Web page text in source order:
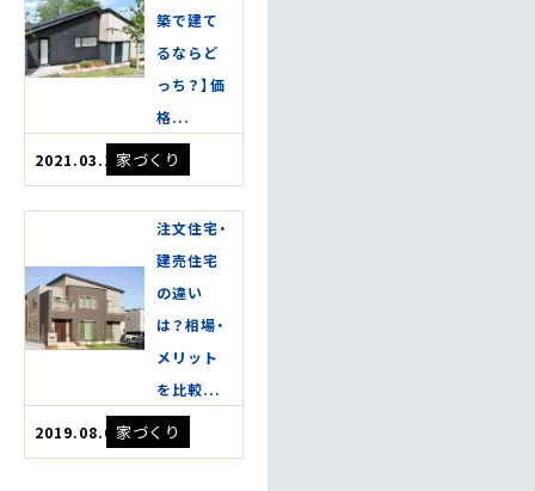
2021.03.13家づくり
築で建て
るならど
っち？】価
格...
2019.08.08家づくり
注文住宅・
建売住宅
の違い
は？相場・
メリット
を比較...